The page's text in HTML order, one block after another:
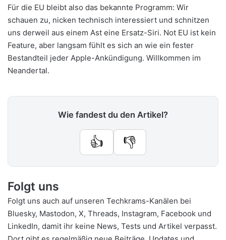
Für die EU bleibt also das bekannte Programm: Wir
schauen zu, nicken technisch interessiert und schnitzen
uns derweil aus einem Ast eine Ersatz-Siri. Not EU ist kein
Feature, aber langsam fühlt es sich an wie ein fester
Bestandteil jeder Apple-Ankündigung. Willkommen im
Neandertal.
Wie fandest du den Artikel?
👍 👎
Folgt uns
Folgt uns auch auf unseren Techkrams-Kanälen bei
Bluesky, Mastodon, X, Threads, Instagram, Facebook und
LinkedIn, damit ihr keine News, Tests und Artikel verpasst.